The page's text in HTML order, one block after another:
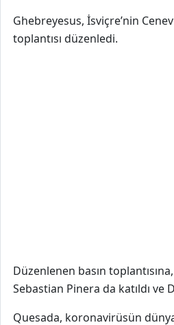
Ghebreyesus, İsviçre’nin
toplantısı düzenledi.
Düzenlenen basın
Sebastian Pinera da katıldı ve
Quesada, koronavirüsün